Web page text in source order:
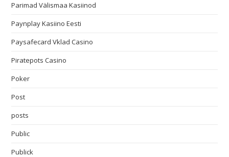
Parimad Välismaa Kasiinod
Paynplay Kasiino Eesti
Paysafecard Vklad Casino
Piratepots Casino
Poker
Post
posts
Public
Publick